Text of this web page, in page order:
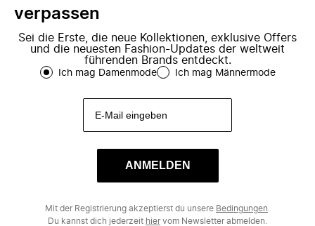
verpassen
Sei die Erste, die neue Kollektionen, exklusive Offers
und die neuesten Fashion-Updates der weltweit
führenden Brands entdeckt.
Ich mag Damenmode Ich mag Männermode
ANMELDEN
Mit der Registrierung akzeptierst du unsere Bedingungen
Du kannst dich jederzeit hiervom Newsletter abmelden.